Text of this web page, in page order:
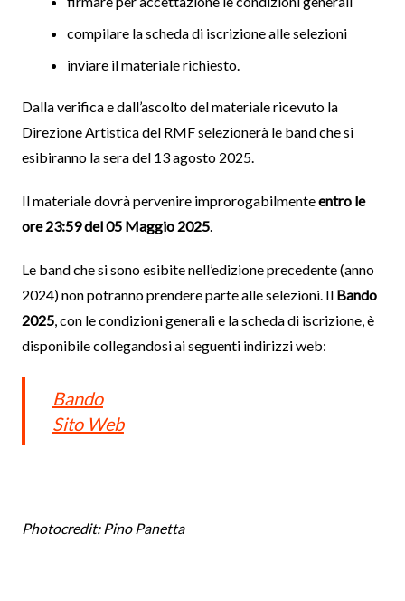
compilare la scheda di iscrizione alle selezioni
inviare il materiale richiesto.
Dalla verifica e dall’ascolto del materiale ricevuto la
Direzione Artistica del RMF selezionerà le band che si
esibiranno la sera del 13 agosto 2025.
Il materiale dovrà pervenire improrogabilmenteentro le
ore 23:59 del 05 Maggio 2025.
Le band che si sono esibite nell’edizione precedente (anno
2024) non potranno prendere parte alle selezioni. Il Bando
2025, con le condizioni generali e la scheda di iscrizione, è
disponibile collegandosi ai seguenti indirizzi web:
Bando
Sito Web
Photocredit: Pino Panetta